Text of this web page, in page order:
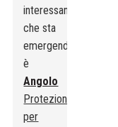
interessante
che sta
emergendo
è
Angolo
Protezioni
per